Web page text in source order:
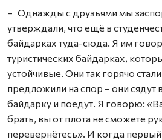
– Однажды с друзьями мы
утверждали, что ещё в
байдарках туда-сюда. Я им
туристических байдарках,
устойчивые. Они так горячо
предложили на спор – они сядут
байдарку и поедут. Я говорю:
брать, вы от плота не сможете
перевернётесь». И когда